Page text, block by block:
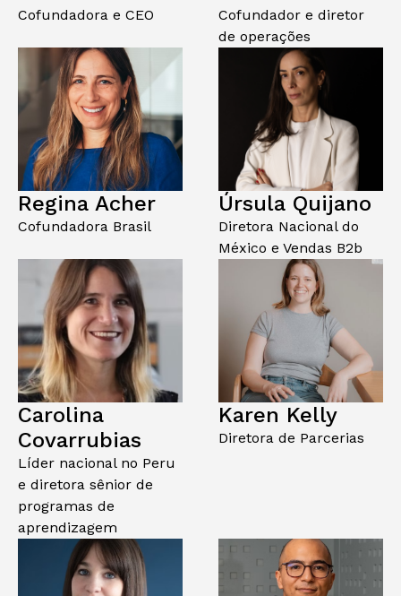
Cofundadora e CEO
Cofundador e diretor
de operações
Regina Acher
Cofundadora Brasil
Úrsula Quijano
Diretora Nacional do
México e Vendas B2b
Carolina
Covarrubias
Líder nacional no Peru
e diretora sênior de
programas de
aprendizagem
Karen Kelly
Diretora de Parcerias